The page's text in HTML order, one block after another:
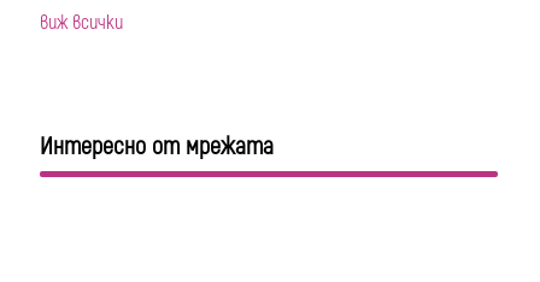
виж всички
Интересно от мрежата